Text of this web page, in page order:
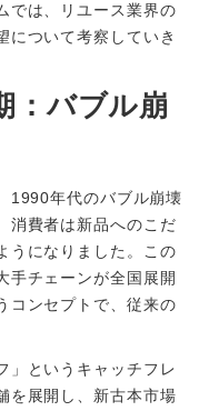
では、リユース業界の
について考察していき
：バブル崩
1990年代のバブル崩壊
消費者は新品へのこだ
うになりました。この
手チェーンが全国展開
コンセプトで、従来の
」というキャッチフレ
を展開し、新古本市場